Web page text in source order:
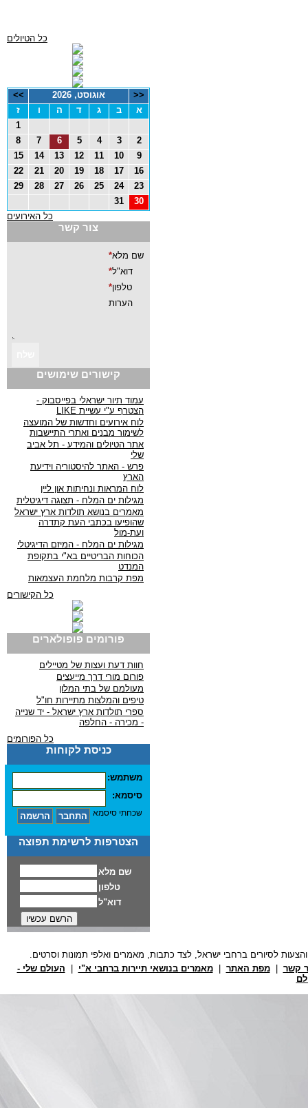
כל הטיולים
<< אוגוסט, 2026
>>
א
ב ג ד ה ו
ז
1
2
3
4
5
6
7
8
9
10
11
12
13
14
15
16
17
18
19
20
21
22
23
24
25
26
27
28
29
30
31
כל האירועים
צור קשר
קישורים שימושים
עמוד תיור ישראלי בפייסבוק -
הצטרף ע"י עשיית LIKE
לוח אירועים וחדשות של המועצה
לשימור מבנים ואתרי התיישבות
אתר הטיולים והמידע - תל אביב
שלי
פרש - האתר להיסטוריה וידיעת
הארץ
לוח המראות ונחיתות און ליין
מגילות ים המלח - תצוגה דיגיטלית
מאמרים בנושא תולדות ארץ ישראל
שהופיעו בכתבי העת קתדרה
ועת-מול
מגילות ים המלח - המיזם הדיגיטלי
הכוחות הבריטיים בא"י בתקופת
המנדט
מפת קרבות מלחמת העצמאות
כל הקישורים
פורומים פופולארים
חוות דעת ועצות של מטיילים
פורום מורי דרך מייעצים
מעולמם של בתי המלון
טיפים והמלצות מתיירות חו"ל
ספרי תולדות ארץ ישראל - יד שנייה
- מכירה - החלפה
כל הפורומים
כניסת לקוחות
משתמש:
סיסמא:
שכחתי סיסמא
הצטרפות לרשימת תפוצה
קשר |מפת האתר |מאמרים בנושאי תיירות ברחבי א"י
העולם שלי -